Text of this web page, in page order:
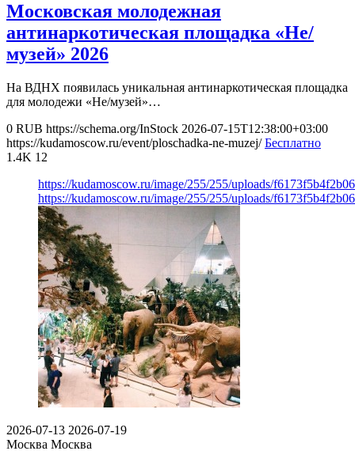
Московская молодежная
антинаркотическая площадка «Не/
музей» 2026
На ВДНХ появилась уникальная антинаркотическая площадка
для молодежи «Не/музей»…
0 RUB https://schema.org/InStock 2026-07-15T12:38:00+03:00
https://kudamoscow.ru/event/ploschadka-ne-muzej/ Бесплатно
1.4K 12
https://kudamoscow.ru/image/255/255/uploads/
https://kudamoscow.ru/image/255/255/uploads/
2026-07-13 2026-07-19
Москва Москва